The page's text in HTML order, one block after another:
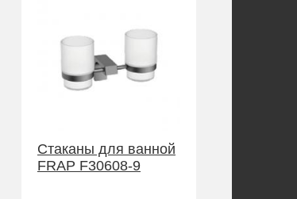
Стаканы для ванной
FRAP F30608-9